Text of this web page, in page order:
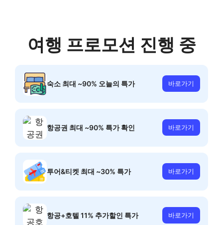
여행 프로모션 진행 중
숙소 최대 ~90% 오늘의 특가 바로가기
항공권 최대 ~90% 특가 확인 바로가기
투어&티켓 최대 ~30% 특가 바로가기
항공+호텔 11% 추가할인 특가 바로가기